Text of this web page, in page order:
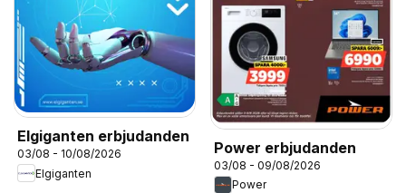
Elgiganten erbjudanden
03/08 - 10/08/2026
Elgiganten
Power erbjudanden
03/08 - 09/08/2026
Power